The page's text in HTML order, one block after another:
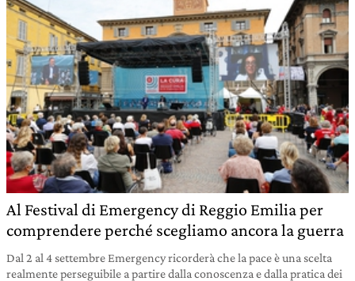
Al Festival di Emergency di Reggio Emilia per
comprendere perché scegliamo ancora la guerra
Dal 2 al 4 settembre Emergency ricorderà che la pace è una scelta
realmente perseguibile a partire dalla conoscenza e dalla pratica dei